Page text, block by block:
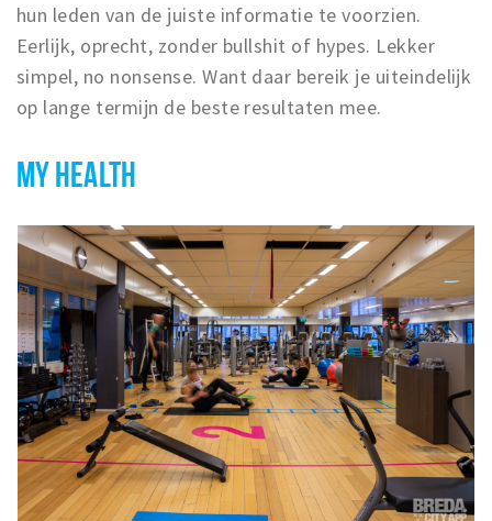
hun leden van de juiste informatie te voorzien.
Eerlijk, oprecht, zonder bullshit of hypes. Lekker
simpel, no nonsense. Want daar bereik je uiteindelijk
op lange termijn de beste resultaten mee.
MY HEALTH